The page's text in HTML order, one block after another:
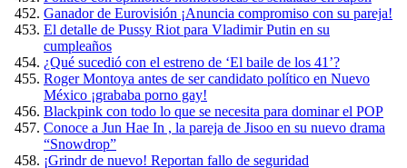
Ganador de Eurovisión ¡Anuncia compromiso con su pareja!
El detalle de Pussy Riot para Vladimir Putin en su
cumpleaños
¿Qué sucedió con el estreno de ‘El baile de los 41’?
Roger Montoya antes de ser candidato político en Nuevo
México ¡grababa porno gay!
Blackpink con todo lo que se necesita para dominar el POP
Conoce a Jun Hae In , la pareja de Jisoo en su nuevo drama
“Snowdrop”
¡Grindr de nuevo! Reportan fallo de seguridad